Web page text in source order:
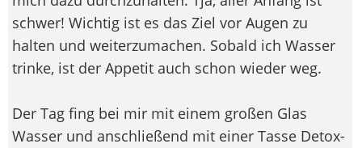
schwer! Wichtig ist es das Ziel vor Augen zu
halten und weiterzumachen. Sobald ich Wasser
trinke, ist der Appetit auch schon wieder weg.
Der Tag fing bei mir mit einem großen Glas
Wasser und anschließend mit einer Tasse Detox-